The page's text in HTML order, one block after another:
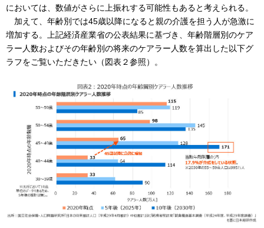
においては、数値がさらに上振れする可能性もあると考えられる。
加えて、年齢別では45歳以降になると親の介護を担う人が急激に
増加する。上記経済産業省の公表結果に基づき、年齢階層別のケア
ラー人数およびその年齢別の将来のケアラー人数を算出した以下グ
ラフをご覧いただきたい（図表２参照）。